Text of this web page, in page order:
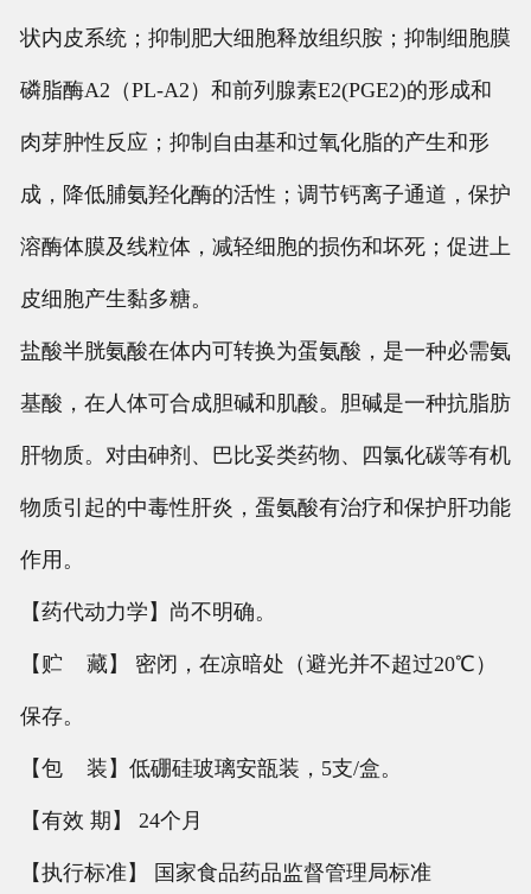
状内皮系统；抑制肥大细胞释放组织胺；抑制细胞膜
磷脂酶A2（PL-A2）和前列腺素E2(PGE2)的形成和
肉芽肿性反应；抑制自由基和过氧化脂的产生和形
成，降低脯氨羟化酶的活性；调节钙离子通道，保护
溶酶体膜及线粒体，减轻细胞的损伤和坏死；促进上
皮细胞产生黏多糖。
盐酸半胱氨酸在体内可转换为蛋氨酸，是一种必需氨
基酸，在人体可合成胆碱和肌酸。胆碱是一种抗脂肪
肝物质。对由砷剂、巴比妥类药物、四氯化碳等有机
物质引起的中毒性肝炎，蛋氨酸有治疗和保护肝功能
作用。
【药代动力学】尚不明确。
【贮 藏】 密闭，在凉暗处（避光并不超过20℃）
保存。
【包 装】低硼硅玻璃安瓿装，5支/盒。
【有效 期】 24个月
【执行标准】 国家食品药品监督管理局标准